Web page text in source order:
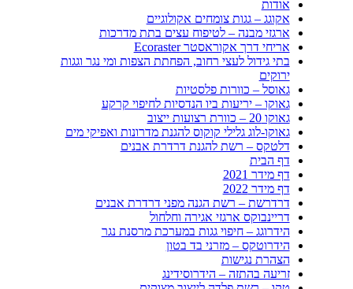
אודות
אקוגג – גגות צומחים אקולוגיים
ארגזי מבנה – לטיפוח עצים בתת מדרכות
אריחי דרך אקוראסטר Ecoraster
בתי גידול לעצי רחוב, הפחתת הצפות ומי נגר וגגות
ירוקים
גאוסל – כוורות פלסטיות
גאוקו – יריעות ביו הנדסיות לחיפוי קרקע
גאוקו 20 – כוורת רצועות ייצוב
גאוקו-לוג גלילי קוקוס להגנת מדרונות ואפיקי מים
דלטקס – רשת להגנת דרדרת אבנים
דף הבית
דף מידר 2021
דף מידר 2022
דרדרשת – רשת הגנה מפני דרדרת אבנים
דריינבוקס ארגזי אגירה וחלחול
הידרוגג – חיפוי גגות במערכת מרסנת נגר
הידרוטקס – מזרני בד בטון
הצהרת נגישות
זריעה בהתזה – הידרוסידינג